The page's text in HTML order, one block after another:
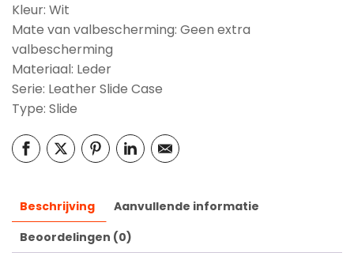
Kleur: Wit
Mate van valbescherming: Geen extra
valbescherming
Materiaal: Leder
Serie: Leather Slide Case
Type: Slide
Beschrijving
Aanvullende informatie
Beoordelingen (0)